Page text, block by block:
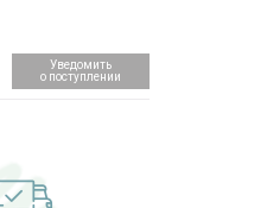
Уведомить
о поступлении